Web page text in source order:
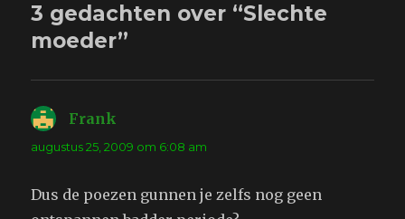
3 gedachten over “Slechte
moeder”
Frank
augustus 25, 2009 om 6:08 am
Dus de poezen gunnen je zelfs nog geen